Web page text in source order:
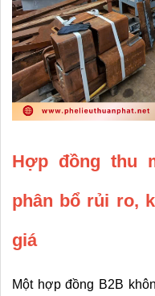
Hợp đồng thu
phân bổ rủi ro,
giá
Một hợp đồng B2B